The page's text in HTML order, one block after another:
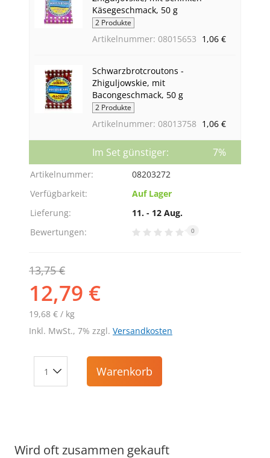
Käsegeschmack, 50 g
2 Produkte
Artikelnummer: 08015653 1,06 €
Schwarzbrotcroutons -
Zhiguljowskie, mit
Bacongeschmack, 50 g
2 Produkte
Artikelnummer: 08013758 1,06 €
Im Set günstiger: 7%
Artikelnummer:
08203272
Verfügbarkeit:
Auf Lager
Lieferung:
11. - 12 Aug.
Bewertungen:
0
13,75 €
12,79 €
19,68 € / kg
Inkl. MwSt., 7% zzgl. Versandkosten
Warenkorb
Wird oft zusammen gekauft